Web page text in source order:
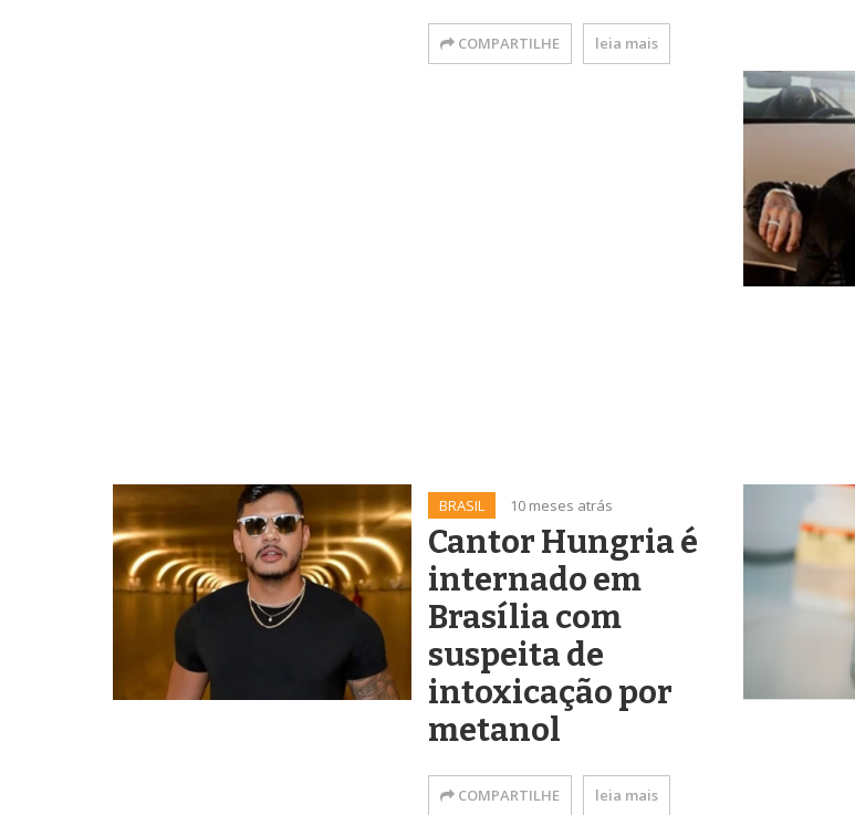
COMPARTILHE leia mais
BRASIL 10 meses atrás
Cantor Hungria é
internado em
Brasília com
suspeita de
intoxicação por
metanol
COMPARTILHE leia mais